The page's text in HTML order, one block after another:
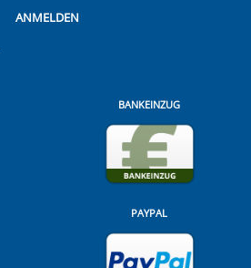
ANMELDEN
BANKEINZUG
PAYPAL